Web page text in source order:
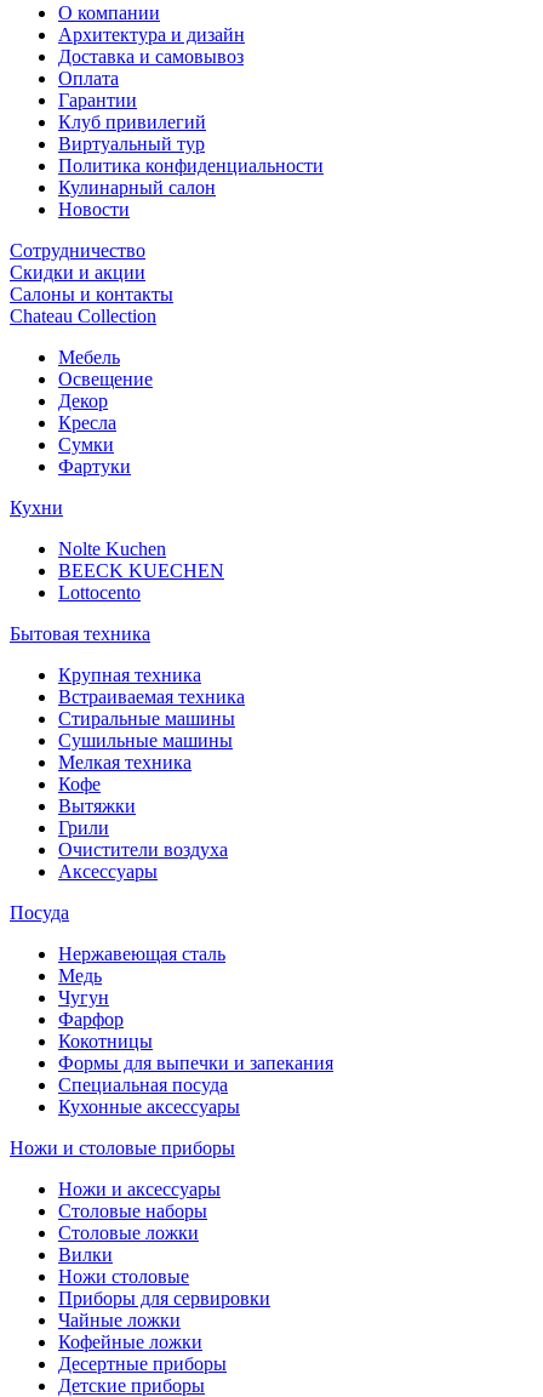
О компании
Архитектура и дизайн
Доставка и самовывоз
Оплата
Гарантии
Клуб привилегий
Виртуальный тур
Политика конфиденциальности
Кулинарный салон
Новости
Сотрудничество
Скидки и акции
Салоны и контакты
Chateau Collection
Мебель
Освещение
Декор
Кресла
Сумки
Фартуки
Кухни
Nolte Kuchen
BEECK KUECHEN
Lottocento
Бытовая техника
Крупная техника
Встраиваемая техника
Стиральные машины
Сушильные машины
Мелкая техника
Кофе
Вытяжки
Грили
Очистители воздуха
Аксессуары
Посуда
Нержавеющая сталь
Медь
Чугун
Фарфор
Кокотницы
Формы для выпечки и запекания
Специальная посуда
Кухонные аксессуары
Ножи и столовые приборы
Ножи и аксессуары
Столовые наборы
Столовые ложки
Вилки
Ножи столовые
Приборы для сервировки
Чайные ложки
Кофейные ложки
Десертные приборы
Детские приборы